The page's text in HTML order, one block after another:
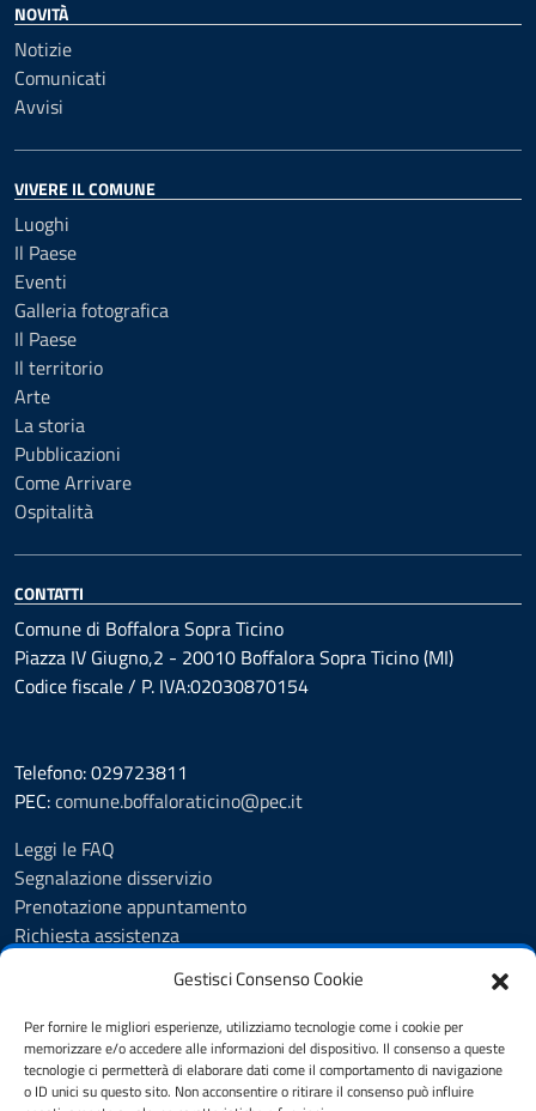
Gestisci Consenso Cookie
Per fornire le migliori esperienze, utilizziamo tecnologie come i cookie per
memorizzare e/o accedere alle informazioni del dispositivo. Il consenso a queste
tecnologie ci permetterà di elaborare dati come il comportamento di navigazione
o ID unici su questo sito. Non acconsentire o ritirare il consenso può influire
NOVITÀ
Notizie
Comunicati
Avvisi
VIVERE IL COMUNE
Luoghi
Il Paese
Eventi
Galleria fotografica
Il Paese
Il territorio
Arte
La storia
Pubblicazioni
Come Arrivare
Ospitalità
CONTATTI
Comune di Boffalora Sopra Ticino
Piazza IV Giugno,2 - 20010 Boffalora Sopra Ticino (MI)
Codice fiscale / P. IVA:02030870154
Telefono: 029723811
PEC:comune.boffaloraticino@pec.it
Leggi le FAQ
Segnalazione disservizio
Prenotazione appuntamento
Richiesta assistenza
Amministrazione trasparente
Informativa privacy
Cookie Policy (UE)
Note legali